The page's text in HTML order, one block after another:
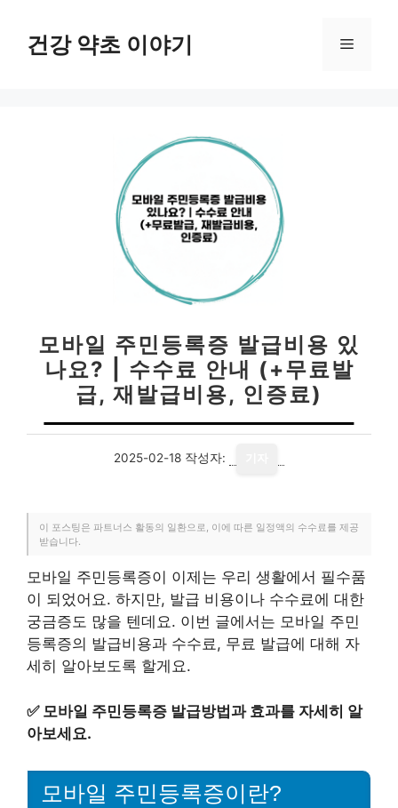
건강 약초 이야기 메
모바일 주민등록증 발급비용 있
나요? | 수수료 안내 (+무료발
급, 재발급비용, 인증료)
2025-02-18 작성자:
이 포스팅은 파트너스 활동의 일환으로, 이에 따른 일정액의 수수료를 제공
받습니다.
모바일 주민등록증이 이제는 우리 생활에서 필수품
이 되었어요. 하지만, 발급 비용이나 수수료에 대한
궁금증도 많을 텐데요. 이번 글에서는 모바일 주민
등록증의 발급비용과 수수료, 무료 발급에 대해 자
세히 알아보도록 할게요.
✅ 모바일 주민등록증 발급방법과 효과를 자세히 알
아보세요.
모바일 주민등록증이란?